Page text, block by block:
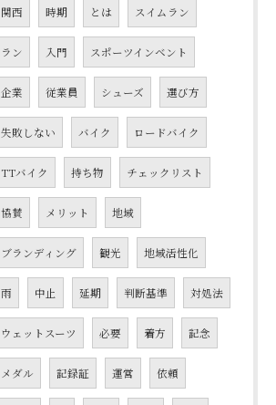
関西 時期 とは スイムラン
ラン 入門 スポーツインベント
企業 従業員 シューズ 選び方
失敗しない バイク ロードバイク
TTバイク 持ち物 チェックリスト
協賛 メリット 地域
ブランディング 観光 地域活性化
雨 中止 延期 判断基準 対処法
ウェットスーツ 必要 着方 記念
メダル 記録証 運営 依頼